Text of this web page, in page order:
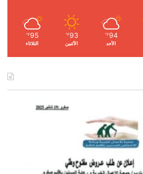
94
℉
الأحد
93
℉
الأثنين
95
℉
الثلاثاء